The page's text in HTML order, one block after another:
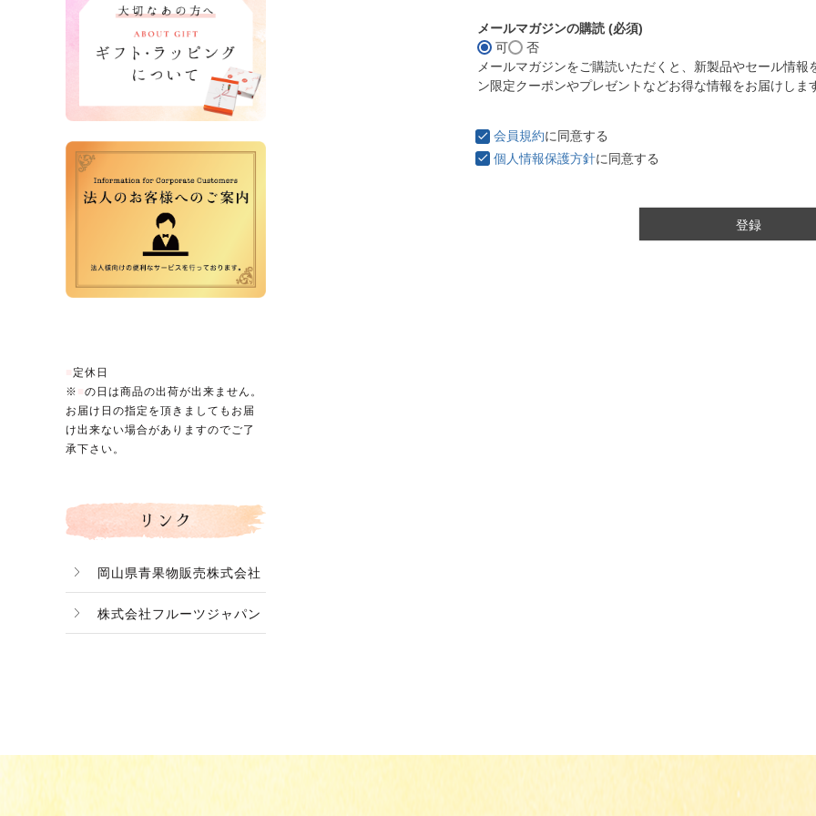
定休日
※
の日は商品の出荷が出来ません。
お届け日の指定を頂きましてもお届
け出来ない場合がありますのでご了
承下さい。
リンク
岡山県青果物販売株式会社
株式会社フルーツジャパン
メールマガジンの購読 (必須)
可
否
メールマガジンをご購読いただくと、新製品やセール情
ン限定クーポンやプレゼントなどお得な情報をお届けしま
会員規約に同意する
個人情報保護方針に同意する
登録